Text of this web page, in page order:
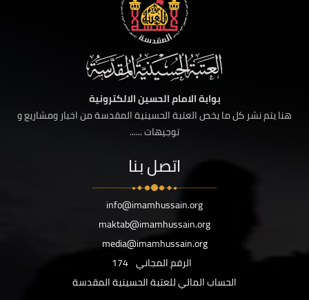
بوابة الامام الحسين الالكترونية
هنا يتم نشر كل ما يخص العتبة الحسينية المقدسة من اخبار ومشاريع و
توجيهات ......
اتصل بنا
info@imamhussain.org
maktab@imamhussain.org
media@imamhussain.org
الرقم المجاني 174
الحساب المالي للعتبة الحسينية المقدسة